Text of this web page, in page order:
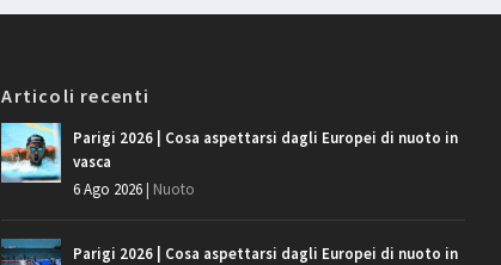
Articoli recenti
Parigi 2026 | Cosa aspettarsi dagli Europei di nuoto in
vasca
6 Ago 2026| Nuoto
Parigi 2026 | Cosa aspettarsi dagli Europei di nuoto in